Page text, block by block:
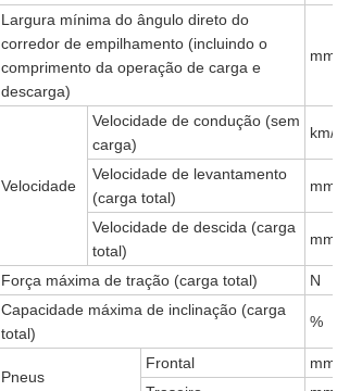
Largura mínima do ângulo direto do
corredor de empilhamento (incluindo o
comprimento da operação de carga e
descarga)
mm
Velocidade
Velocidade de condução (sem
carga)
Velocidade de levantamento
(carga total)
Velocidade de descida (carga
total)
Força máxima de tração (carga total) N
Capacidade máxima de inclinação (carga
total)
%
Pneus
Frontal
mm